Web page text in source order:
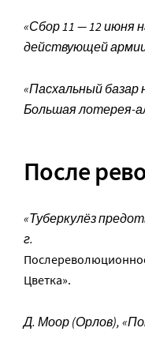
«Сбор 11 — 12 июня
действующей армии
«Пасхальный
Большая лотерея-
После
«Туберкулёз
г.
Цветка».
Д. Моор (Орлов),